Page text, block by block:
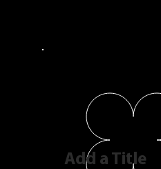
Add a Title